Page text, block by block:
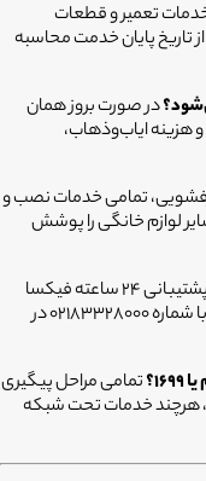
تعمیر و قطعات
که از تاریخ پایان خدمت محاسبه
در صورت بروز همان
ایاب‌وذهاب،
تمامی خدمات نصب و
لوازم خانگی را پوشش
پشتیبانی ۲۴ ساعته فیکسا
آماده پاسخگویی به شماست. همچنین می‌توانید با شماره 02183328000 در
تمامی مراحل پیگیری
هرچند خدمات تحت شبکه